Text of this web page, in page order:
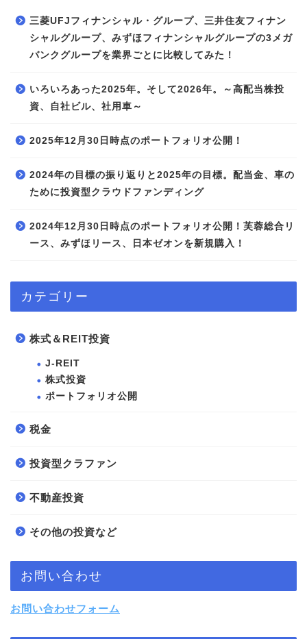
三菱UFJフィナンシャル・グループ、三井住友フィナン
シャルグループ、みずほフィナンシャルグループの3メガ
バンクグループを業界ごとに比較してみた！
いろいろあった2025年。そして2026年。～高配当株投
資、自社ビル、社用車～
2025年12月30日時点のポートフォリオ公開！
2024年の目標の振り返りと2025年の目標。配当金、車の
ために投資型クラウドファンディング
2024年12月30日時点のポートフォリオ公開！芙蓉総合リ
ース、みずほリース、日本ゼオンを新規購入！
カテゴリー
株式＆REIT投資
J-REIT
株式投資
ポートフォリオ公開
税金
投資型クラファン
不動産投資
その他の投資など
お問い合わせ
お問い合わせフォーム